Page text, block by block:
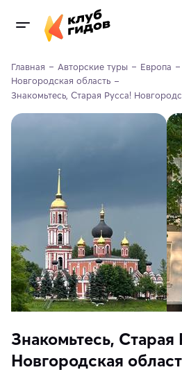
Главная Авторские туры Европа
Новгородская область
Знакомьтесь, Старая Русса!
Знакомьтесь, Старая
Новгородская